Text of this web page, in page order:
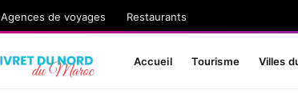
Agences de voyages Restaurants
Accueil Tourisme Villes